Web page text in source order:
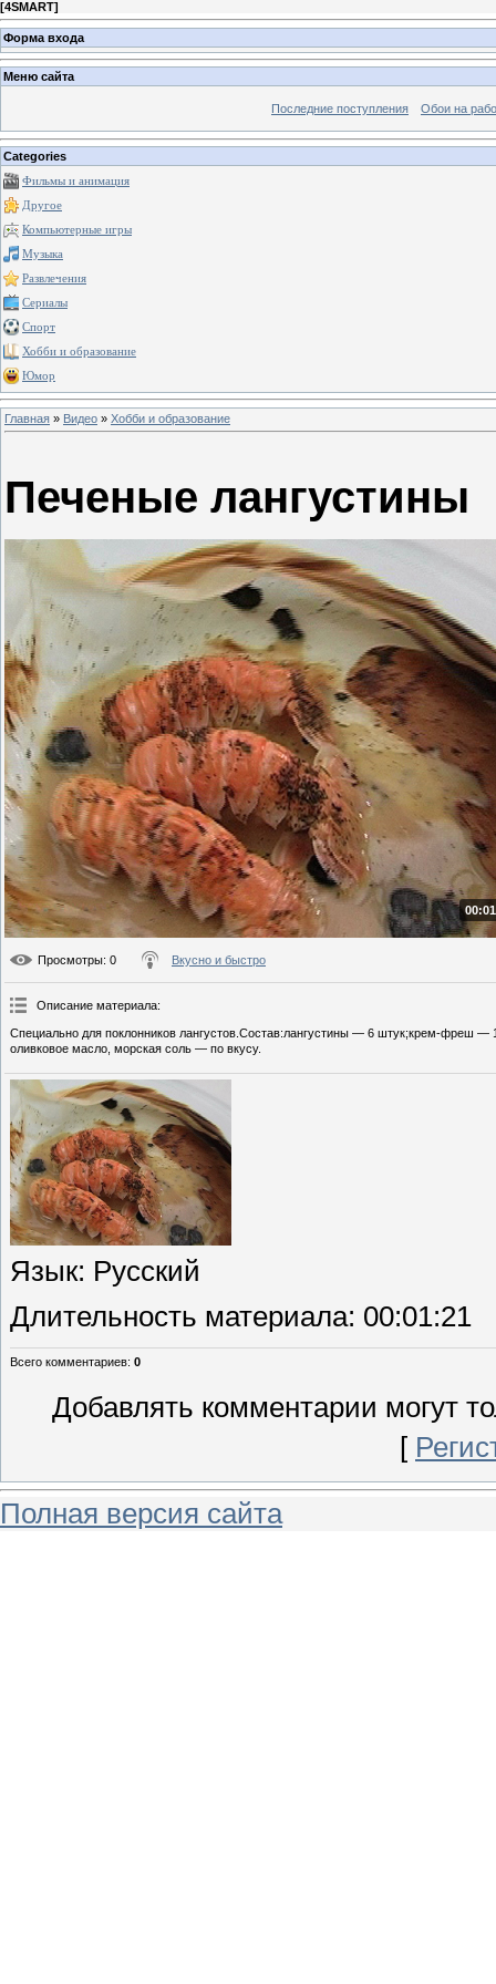
[4SMART]
Форма входа
Меню сайта
Последние поступления Обои на
Categories
Фильмы и анимация
Другое
Компьютерные игры
Музыка
Развлечения
Сериалы
Спорт
Хобби и образование
Юмор
Главная » Видео » Хобби и образование
Печеные лангустины
Просмотры: 0 Вкусно и быстро
Описание материала:
Специально для поклонников лангустов.Состав:лангустины — 6 штук;крем-
оливковое масло, морская соль — по вкусу.
Язык: Русский
Длительность материала: 00:01:21
Всего комментариев: 0
Добавлять комментарии могут
[
Полная версия сайта